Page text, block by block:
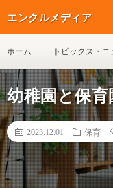
エンクルメディア
ホーム トピックス・ニ
幼稚園と保
2023.12.01 保育